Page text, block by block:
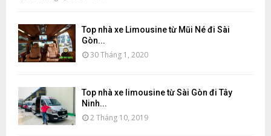
Top nhà xe Limousine từ Mũi Né đi Sài
Gòn...
30 Tháng 1, 2020
Top nhà xe limousine từ Sài Gòn đi Tây
Ninh...
2 Tháng 10, 2019